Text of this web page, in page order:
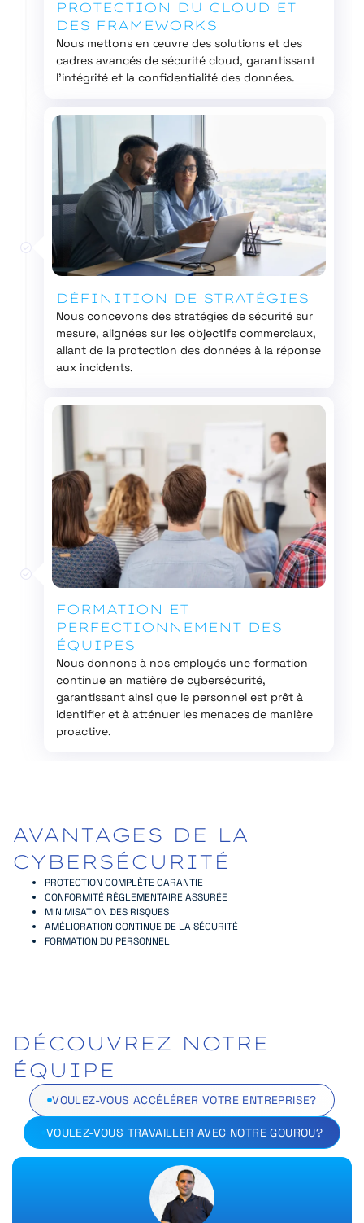
PROTECTION DU CLOUD ET
DES FRAMEWORKS
Nous mettons en œuvre des solutions et des
cadres avancés de sécurité cloud, garantissant
l’intégrité et la confidentialité des données.
DÉFINITION DE STRATÉGIES
Nous concevons des stratégies de sécurité sur
mesure, alignées sur les objectifs commerciaux,
allant de la protection des données à la réponse
aux incidents.
FORMATION ET
PERFECTIONNEMENT DES
ÉQUIPES
Nous donnons à nos employés une formation
continue en matière de cybersécurité,
garantissant ainsi que le personnel est prêt à
identifier et à atténuer les menaces de manière
proactive.
AVANTAGES DE LA
CYBERSÉCURITÉ
PROTECTION COMPLÈTE GARANTIE
CONFORMITÉ RÉGLEMENTAIRE ASSURÉE
MINIMISATION DES RISQUES
AMÉLIORATION CONTINUE DE LA SÉCURITÉ
FORMATION DU PERSONNEL
DÉCOUVREZ NOTRE
ÉQUIPE
VOULEZ-VOUS ACCÉLÉRER VOTRE ENTREPRISE?
VOULEZ-VOUS TRAVAILLER AVEC NOTRE GOUROU?